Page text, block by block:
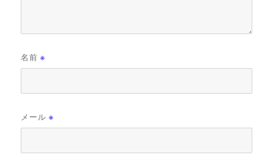
名前※
メール※